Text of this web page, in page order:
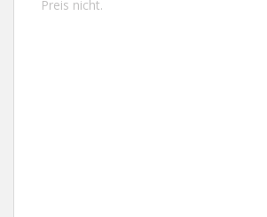
Preis nicht.